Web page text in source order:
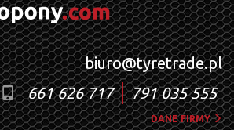
biuro@tyretrade.pl
661 626 717
791 035 555
DANE FIRMY